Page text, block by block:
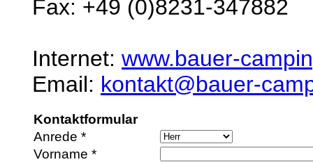
Fax: +49 (0)8231-347882
Internet: www.bauer-
Email: kontakt@bauer-
Kontaktformular
Anrede *
Vorname *